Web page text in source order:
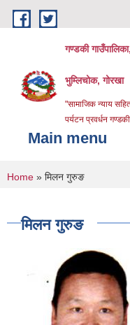
Skip to main content
गण्डकी
भुम्लिचोक, गोरखा
"सामाजिक न्याय
पर्यटन प्रवर्धन
Main menu
You are here
Home » मिलन गुरुङ
मिलन गुरुङ